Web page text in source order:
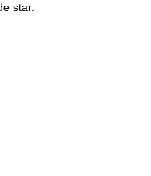
star.